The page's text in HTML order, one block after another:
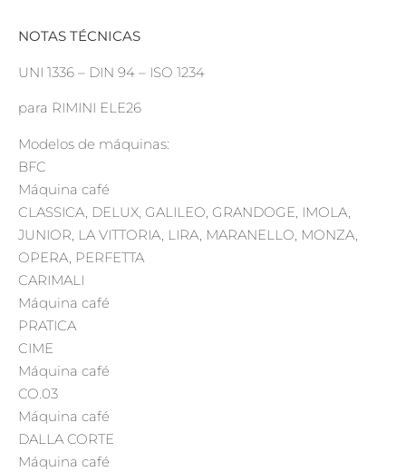
NOTAS TÉCNICAS
UNI 1336 – DIN 94 – ISO 1234
para RIMINI ELE26
Modelos de máquinas:
BFC
Máquina café
CLASSICA, DELUX, GALILEO, GRANDOGE, IMOLA,
JUNIOR, LA VITTORIA, LIRA, MARANELLO, MONZA,
OPERA, PERFETTA
CARIMALI
Máquina café
PRATICA
CIME
Máquina café
CO.03
Máquina café
DALLA CORTE
Máquina café